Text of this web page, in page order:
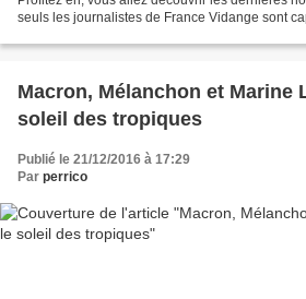
seuls les journalistes de France Vidange sont
Macron, Mélanchon et Marine
soleil des tropiques
Publié le 21/12/2016 à 17:29
Par perrico